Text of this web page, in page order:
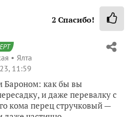
2 Спасибо!
Ялта
11:59
Бароном: как бы вы
и даже перевалку с
кома перец стручковый —